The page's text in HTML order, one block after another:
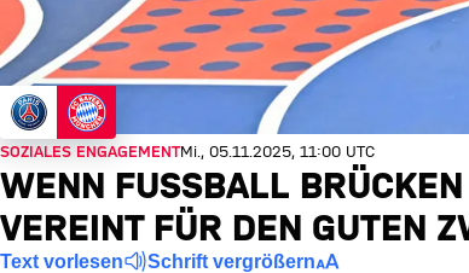
SOZIALES ENGAGEMENTMi., 05.11.2025, 11:00 UTC
WENN FUSSBALL BRÜCKEN
EREINT FÜR DEN GUTEN
Text vorlesen Schrift vergrößern